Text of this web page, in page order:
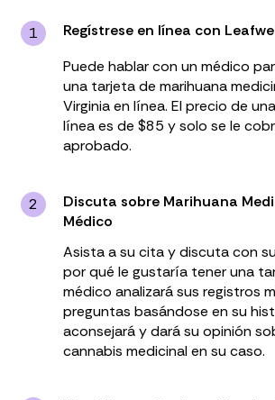
1
Regístrese en línea con
Puede hablar con un médico
una tarjeta de marihuana
Virginia en línea. El precio de
línea es de $85 y solo se le
aprobado.
2
Discuta sobre Marihuana
Médico
Asista a su cita y discuta con
por qué le gustaría tener una
médico analizará sus registros
preguntas basándose en su
aconsejará y dará su opinión
cannabis medicinal en su caso.